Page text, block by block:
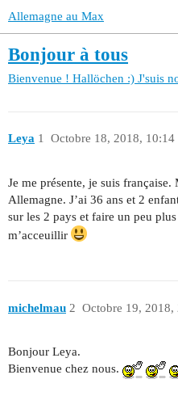
Allemagne au Max
Bonjour à tous
Bienvenue ! Hallöchen :) J'suis
Leya Octobre 18, 2018, 10:14
1
Je me présente, je suis
Allemagne. J’ai 36 ans et 2
sur les 2 pays et faire un peu
m’acceuillir
michelmau Octobre 19, 2018,
2
Bonjour Leya.
Bienvenue chez nous.